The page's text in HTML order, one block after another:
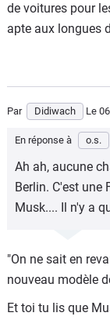
de voitures pour
apte aux longues
Par Didiwach Le
En réponse à o.s.
Ah ah, aucune
Berlin. C'est une
Musk.... Il n'y a
"On ne sait en
nouveau modèle
Et toi tu lis que